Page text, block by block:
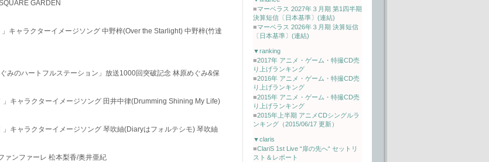
GARDEN
キャラクターイメージソング 中野梓(Over the Starlight) 中野梓(竹達
みのハートフルステーション」放送1000回突破記念 林原めぐみ&保
キャラクターイメージソング 田井中律(Drumming Shining My Life)
キャラクターイメージソング 琴吹紬(Diaryはフォルテシモ) 琴吹紬
ァンファーレ 松本梨香/奥井亜紀
■マーベラス 2027年３月期 第1四半期
決算短信〔日本基準〕(連結)
■マーベラス 2026年３月期 決算短信
〔日本基準〕(連結)
▼ranking
■2017年 アニメ・ゲーム・特撮CD売
り上げランキング
■2016年 アニメ・ゲーム・特撮CD売
り上げランキング
■2015年 アニメ・ゲーム・特撮CD売
り上げランキング
■2015年上半期 アニメCDシングルラ
ンキング（2015/06/17 更新）
▼claris
■ClariS 1st Live “扉の先へ“ セットリ
スト＆レポート